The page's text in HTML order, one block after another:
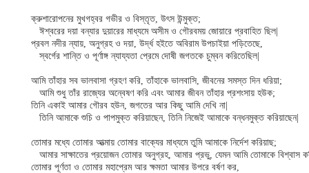
ক্রুশারোপনের মুখগহ্বর গভীর ও বিস্তৃত, উৎস উন্মুক্ত;
ঈশ্বরের দয়া বন্যার দুয়ারের মাধ্যমে অসীম ও গৌরবময় জোয়ারে প্রবাহিত ছিল|
প্রবল নদীর ন্যায়, অনুগ্রহ ও দয়া, উর্দ্ধ হইতে অবিরাম উপচাইয়া পড়িতেছে,
স্বর্গের শান্তি ও পূর্ণাঙ্গ ন্যায্যতা প্রেমে দোষী জগতকে চুম্বন করিতেছিল|
আমি তাঁহার সব ভালবাসা গ্রহণ করি, তাঁহাকে ভালবাসি, জীবনের সমস্ত দিন ধরিয়া;
আমি শুধু তাঁর রাজ্যের অন্বেষণ করি এবং আমার জীবন তাঁহার প্রশংসায় হউক;
তিনি একাই আমার গৌরব হউন, জগতের আর কিছু আমি দেখি না|
তিনি আমাকে শুচি ও পাপমুক্ত করিয়াছেন, তিনি নিজেই আমাকে বন্ধনমুক্ত করিয়াছেন|
তোমার মধ্যে তোমার আত্মায় তোমার বাক্যের মাধ্যমে তুমি আমাকে নির্দেশ করিয়াছ;
আমার সাক্ষাতের প্রয়োজন তোমার অনুগ্রহ, আমার প্রভু, যেমন আমি তোমাকে বিশ্বাস
তোমার পূর্ণতা ও তোমার মহাপ্রেম আর ক্ষমতা আমার উপরে বর্ষণ কর,